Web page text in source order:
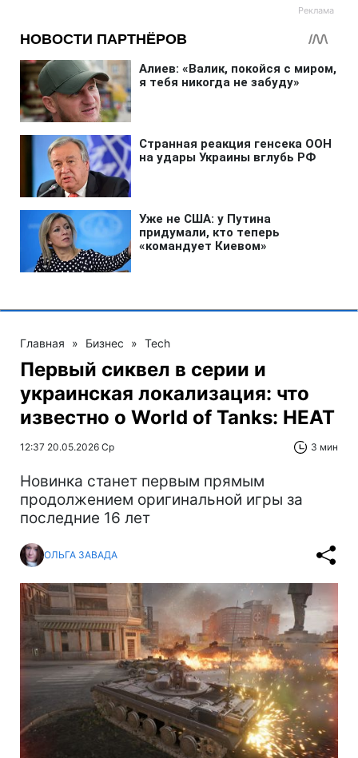
Главная » Бизнес » Tech
Первый сиквел в серии и
украинская локализация: что
известно о World of Tanks: HEAT
12:37 20.05.2026 Ср 3 мин
Новинка станет первым прямым
продолжением оригинальной игры за
последние 16 лет
ОЛЬГА ЗАВАДА